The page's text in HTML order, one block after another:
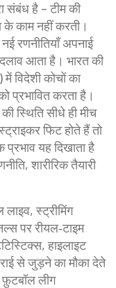
संबंध है – टीम की
के काम नहीं करती।
रणनीतियाँ अपनाई
आता है। भारत की
विदेशी कोचों का
करता है।
स्थिति सीधे ही मीच
फिट होते हैं तो
प्रभाव यह दिखाता है
शारीरिक तैयारी
लाइव,स्ट्रीमिंग
पर रीयल‑टाइम
हाइलाइट
से जुड़ने का मौका देते
फ़ुटबॉल लीग